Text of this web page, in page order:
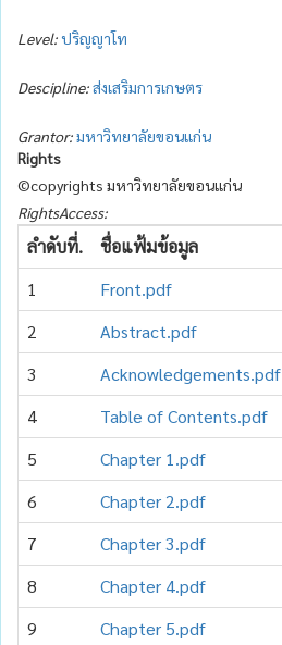
Level:ปริญญาโท
Descipline:ส่งเสริมการเกษตร
Grantor:มหาวิทยาลัยขอนแก่น
Rights
©copyrights มหาวิทยาลัยขอนแก่น
RightsAccess:
ลำดับที่. ชื่อแฟ้มข้อมูล
1
Front.pdf
2
Abstract.pdf
3
Acknowledgements.pdf
4
Table of Contents.pdf
5
Chapter 1.pdf
6
Chapter 2.pdf
7
Chapter 3.pdf
8
Chapter 4.pdf
9
Chapter 5.pdf